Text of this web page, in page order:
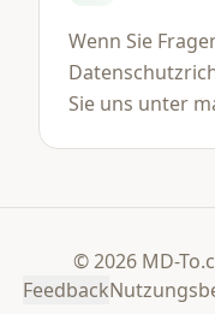
Wenn Sie
Sie uns unter
© 2026 MD-
Feedback